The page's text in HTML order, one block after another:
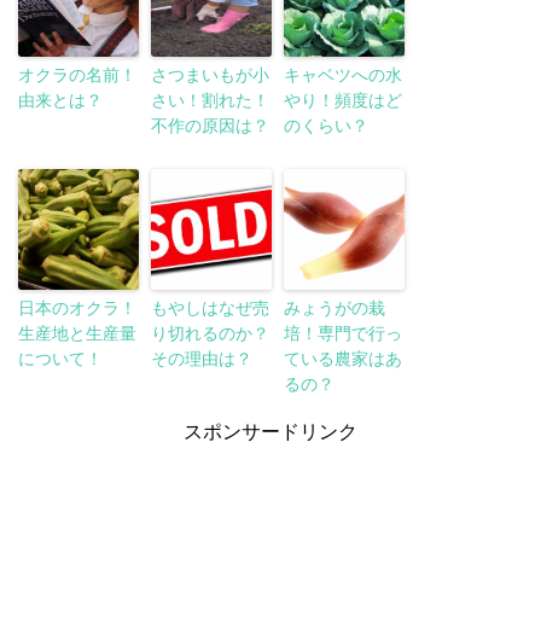
オクラの名前！
由来とは？
さつまいもが小
さい！割れた！
不作の原因は？
キャベツへの水
やり！頻度はど
のくらい？
日本のオクラ！
生産地と生産量
について！
もやしはなぜ売
り切れるのか？
その理由は？
みょうがの栽
培！専門で行っ
ている農家はあ
るの？
スポンサードリンク